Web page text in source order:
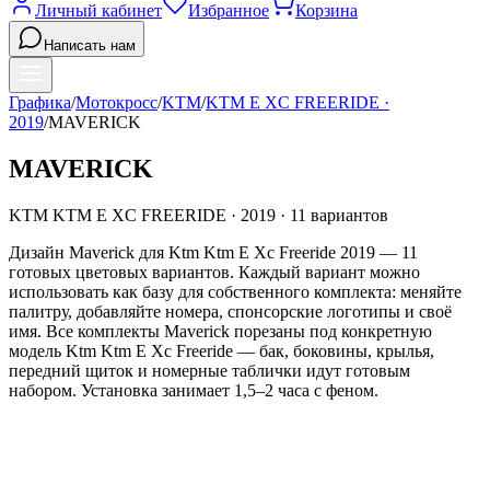
Личный кабинет Избранное Корзина
Написать нам
Графика/Мотокросс/KTM/KTM E XC FREERIDE ·
2019/MAVERICK
MAVERICK
KTM KTM E XC FREERIDE · 2019 · 11 вариантов
Дизайн Maverick для Ktm Ktm E Xc Freeride 2019 — 11
готовых цветовых вариантов. Каждый вариант можно
использовать как базу для собственного комплекта: меняйте
палитру, добавляйте номера, спонсорские логотипы и своё
имя. Все комплекты Maverick порезаны под конкретную
модель Ktm Ktm E Xc Freeride — бак, боковины, крылья,
передний щиток и номерные таблички идут готовым
набором. Установка занимает 1,5–2 часа с феном.